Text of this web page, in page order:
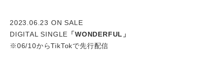
2023.06.23 ON SALE
DIGITAL SINGLE 「WONDERFUL」
※06/10からTikTokで先行配信